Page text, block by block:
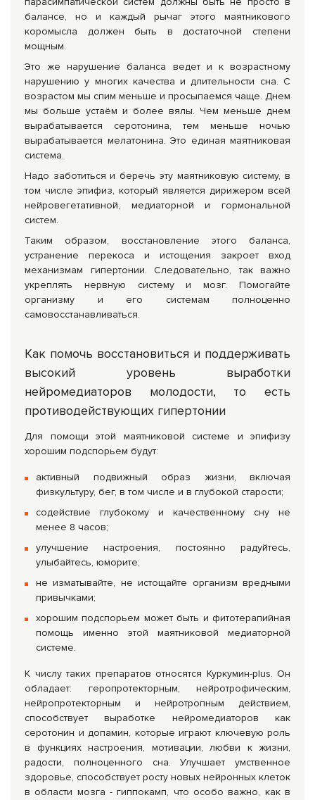
балансе, но и каждый рычаг этого маятникового
коромысла должен быть в достаточной степени
мощным.
Это же нарушение баланса ведет и к возрастному
нарушению у многих качества и длительности сна. С
возрастом мы спим меньше и просыпаемся чаще. Днем
мы больше устаём и более вялы. Чем меньше днем
вырабатывается серотонина, тем меньше ночью
вырабатывается мелатонина. Это единая маятниковая
система.
Надо заботиться и беречь эту маятниковую систему, в
том числе эпифиз, который является дирижером всей
нейровегетативной, медиаторной и гормональной
систем.
Таким образом, восстановление этого баланса,
устранение перекоса и истощения закроет вход
механизмам гипертонии. Следовательно, так важно
укреплять нервную систему и мозг. Помогайте
организму и его системам полноценно
самовосстанавливаться.
Как помочь восстановиться и поддерживать
высокий уровень выработки
нейромедиаторов молодости, то есть
противодействующих гипертонии
Для помощи этой маятниковой системе и эпифизу
хорошим подспорьем будут:
активный подвижный образ жизни, включая
физкультуру, бег, в том числе и в глубокой старости;
содействие глубокому и качественному сну не
менее 8 часов;
улучшение настроения, постоянно радуйтесь,
улыбайтесь, юморите;
не изматывайте, не истощайте организм вредными
привычками;
хорошим подспорьем может быть и фитотерапийная
помощь именно этой маятниковой медиаторной
системе.
К числу таких препаратов относятся Куркумин-plus. Он
обладает: геропротекторным, нейротрофическим,
нейропротекторным и нейротропным действием,
способствует выработке нейромедиаторов как
серотонин и допамин, которые играют ключевую роль
в функциях настроения, мотивации, любви к жизни,
радости, полноценного сна. Улучшает умственное
здоровье, способствует росту новых нейронных клеток
в области мозга - гиппокамп, что особо важно, как в